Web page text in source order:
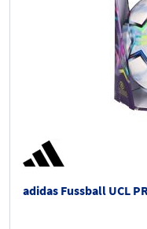
adidas Fussball UCL